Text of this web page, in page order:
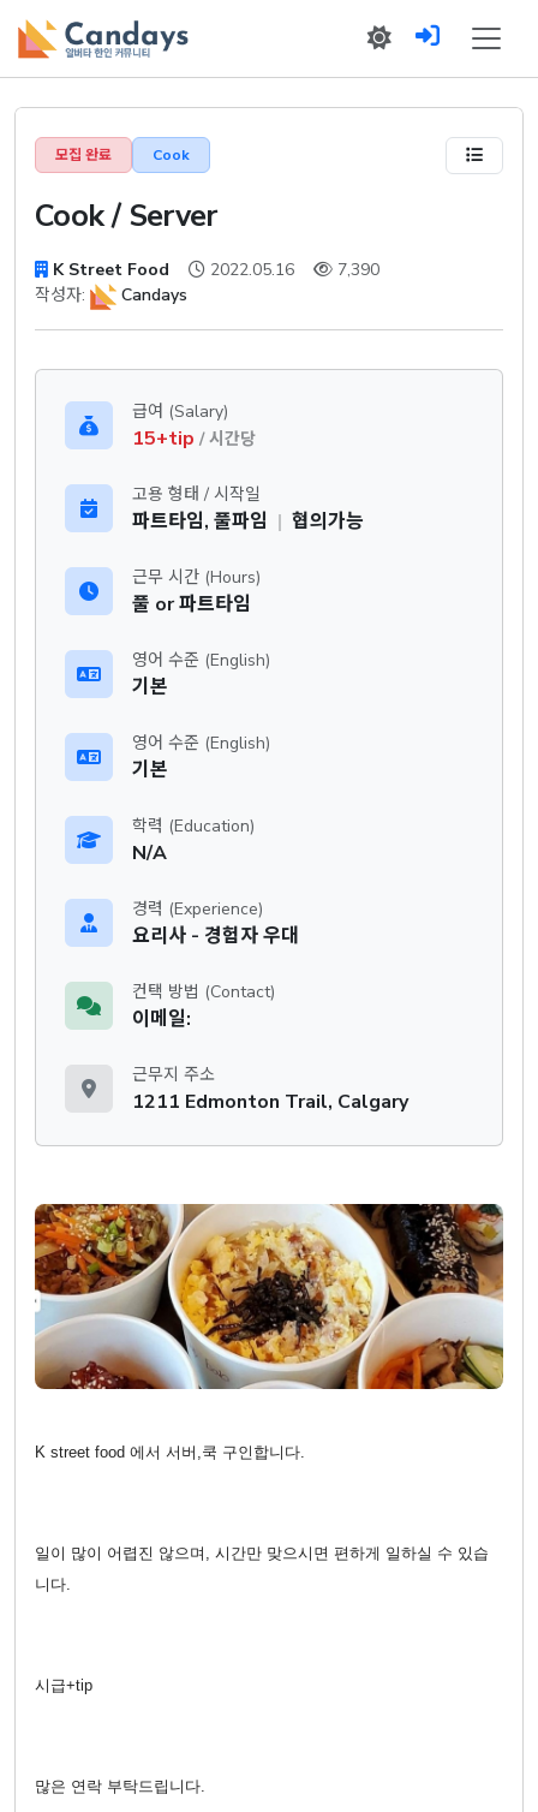
모집 완료 Cook
Cook / Server
K Street Food 2022.05.16
7,390
작성자:
Candays
급여 (Salary)
15+tip / 시간당
고용 형태 / 시작일
파트타임, 풀파임 | 협의가능
근무 시간 (Hours)
풀 or 파트타임
영어 수준 (English)
기본
영어 수준 (English)
기본
학력 (Education)
N/A
경력 (Experience)
요리사 - 경험자 우대
컨택 방법 (Contact)
이메일:
근무지 주소
1211 Edmonton Trail, Calgary
K street food 에서 서버,쿡 구인합니다.
일이 많이 어렵진 않으며, 시간만 맞으시면 편하게 일하실 수 있습
니다.
시급+tip
많은 연락 부탁드립니다.